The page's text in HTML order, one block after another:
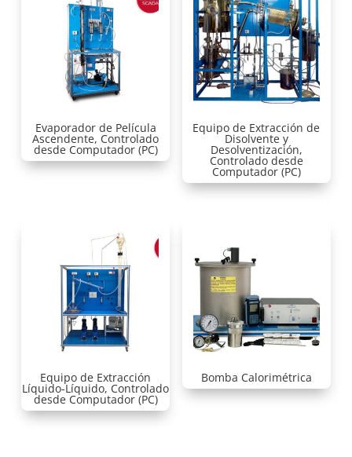
Evaporador de Película
Ascendente, Controlado
desde Computador (PC)
Equipo de Extracción de
Disolvente y
Desolventización,
Controlado desde
Computador (PC)
Equipo de Extracción
Líquido-Líquido, Controlado
desde Computador (PC)
Bomba Calorimétrica